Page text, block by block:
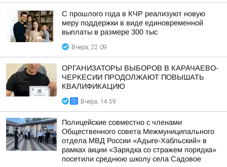
С прошлого года в КЧР реализуют новую
меру поддержки в виде единовременной
выплаты в размере 300 тыс
Вчера, 22:09
ОРГАНИЗАТОРЫ ВЫБОРОВ В КАРАЧАЕВО-
ЧЕРКЕСИИ ПРОДОЛЖАЮТ ПОВЫШАТЬ
КВАЛИФИКАЦИЮ
Вчера, 14:59
Полицейские совместно с членами
Общественного совета Межмуниципального
отдела МВД России «Адыге-Хабльский» в
рамках акции «Зарядка со стражем порядка»
посетили среднюю школу села Садовое